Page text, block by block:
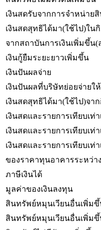
เงินสดรับจากการจำหน่าย
เงินสดสุทธิได้มา(ใช้ไป)ใน
จากสถาบันการเงินเพิ่มขึ้น(
เงินกู้ยืมระยะยาวเพิ่มขึ้น
เงินปันผลจ่าย
เงินปันผลที่บริษัทย่อยจ่าย
เงินสดสุทธิได้มา(ใช้ไป)จา
เงินสดและรายการเทียบเ
เงินสดและรายการเทียบเ
เงินสดและรายการเทียบเ
ของราคาทุนอาคารระหว่า
ภาษีเงินได้
มูลค่าของเงินลงทุน
สินทรัพย์หมุนเวียนอื่นเพิ่ม
สินทรัพย์หมุนเวียนอื่นเพิ่ม